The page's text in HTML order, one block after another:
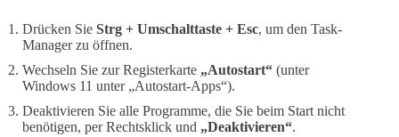
Drücken Sie Strg + Umschalttaste + Esc, um den Task-
Manager zu öffnen.
Wechseln Sie zur Registerkarte „Autostart“ (unter
Windows 11 unter „Autostart-Apps“).
Deaktivieren Sie alle Programme, die Sie beim Start nicht
benötigen, per Rechtsklick und „Deaktivieren“.